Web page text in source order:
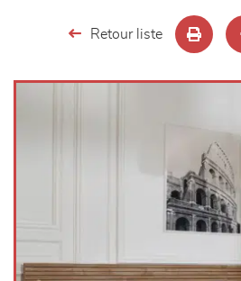
Retour liste